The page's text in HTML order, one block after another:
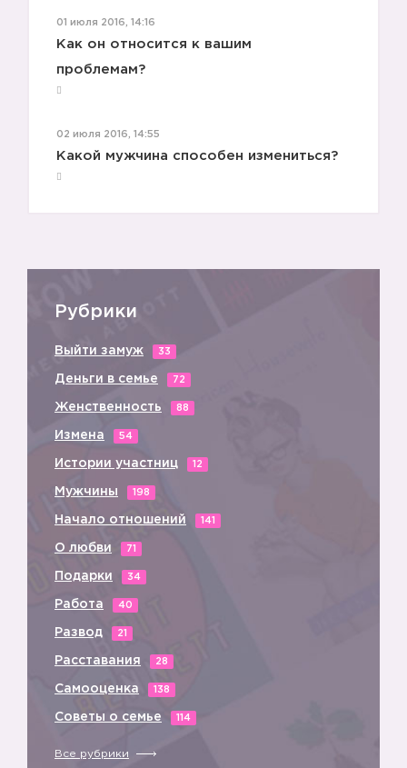
01 июля 2016, 14:16
Как он относится к вашим
проблемам?
02 июля 2016, 14:55
Какой мужчина способен измениться?
Рубрики
Выйти замуж 33
Деньги в семье 72
Женственность 88
Измена 54
Истории участниц 12
Мужчины 198
Начало отношений 141
О любви 71
Подарки 34
Работа 40
Развод 21
Расставания 28
Самооценка 138
Советы о семье 114
Все рубрики